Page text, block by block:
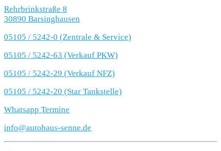
Rehrbrinkstraße 8
30890 Barsinghausen
05105 / 5242-0 (Zentrale & Service)
05105 / 5242-63 (Verkauf PKW)
05105 / 5242-29 (Verkauf NFZ)
05105 / 5242-20 (Star Tankstelle)
Whatsapp Termine
info@autohaus-senne.de